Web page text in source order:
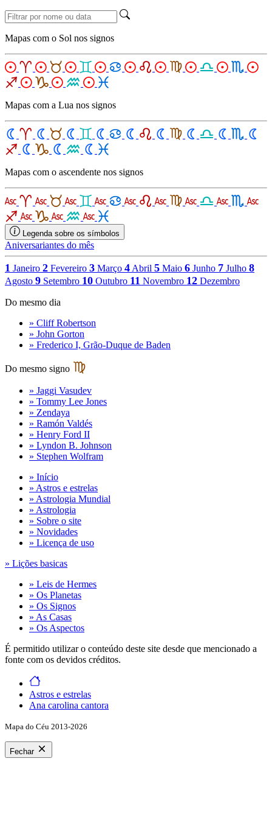
Mapas com o Sol nos signos
Mapas com a Lua nos signos
Mapas com o ascendente nos signos
Legenda sobre os símbolos
Aniversariantes do mês
1 Janeiro 2 Fevereiro 3 Março 4 Abril 5 Maio 6 Junho 7 Julho 8
Agosto 9 Setembro 10 Outubro 11 Novembro 12 Dezembro
Do mesmo dia
» Cliff Robertson
» John Gorton
» Frederico I, Grão-Duque de Baden
Do mesmo signo
» Jaggi Vasudev
» Tommy Lee Jones
» Zendaya
» Ramón Valdés
» Henry Ford II
» Lyndon B. Johnson
» Stephen Wolfram
» Início
» Astros e estrelas
» Astrologia Mundial
» Astrologia
» Sobre o site
» Novidades
» Licença de uso
» Lições basicas
» Leis de Hermes
» Os Planetas
» Os Signos
» As Casas
» Os Aspectos
É permitido utilizar o conteúdo deste site desde que mencionado a
fonte com os devidos créditos.
Astros e estrelas
Ana carolina cantora
Mapa do Céu 2013-2026
Fechar